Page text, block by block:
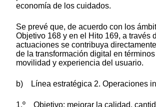
economía de los cuidados.
Se prevé que, de acuerdo con los
Objetivo 168 y en el Hito 169, a través
actuaciones se contribuya
de la transformación digital en
movilidad y experiencia del usuario.
b) Línea estratégica 2. Operaciones
1.º Objetivo: mejorar la calidad,